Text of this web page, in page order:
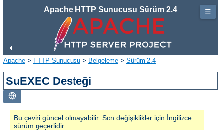
Apache HTTP Sunucusu Sürüm 2.4
Apache > HTTP Sunucusu > Belgeleme > Sürüm 2.4
SuEXEC Desteği
Bu çeviri güncel olmayabilir. Son değişiklikler için İngilizce
sürüm geçerlidir.
☰